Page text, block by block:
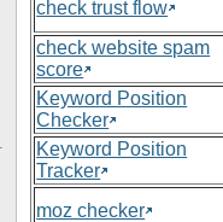
check trust flow
check website spam
score
Keyword Position
Checker
Keyword Position
Tracker
moz checker